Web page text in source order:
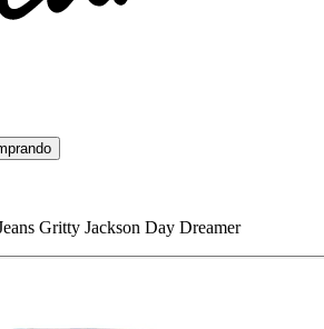
Gritty Jackson Day Dreamer